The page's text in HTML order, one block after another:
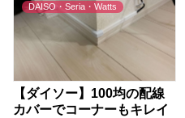
DAISO・Seria・Watts
【ダイソー】100均の配線
カバーでコーナーもキレイ